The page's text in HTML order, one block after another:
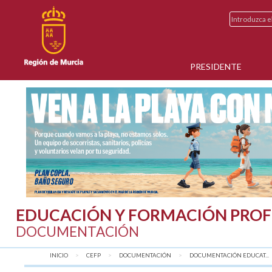
PRESIDENTE
EDUCACIÓN Y FORMACIÓN
DOCUMENTACIÓN
INICIO CEFP DOCUMENTACIÓN DOCUMENTACIÓN EDUCAT...